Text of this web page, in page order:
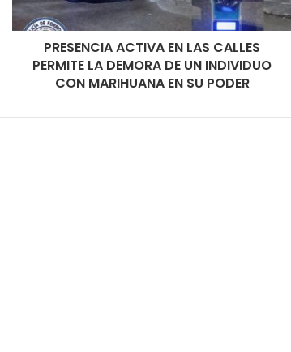
PRESENCIA ACTIVA EN LAS CALLES
PERMITE LA DEMORA DE UN INDIVIDUO
CON MARIHUANA EN SU PODER